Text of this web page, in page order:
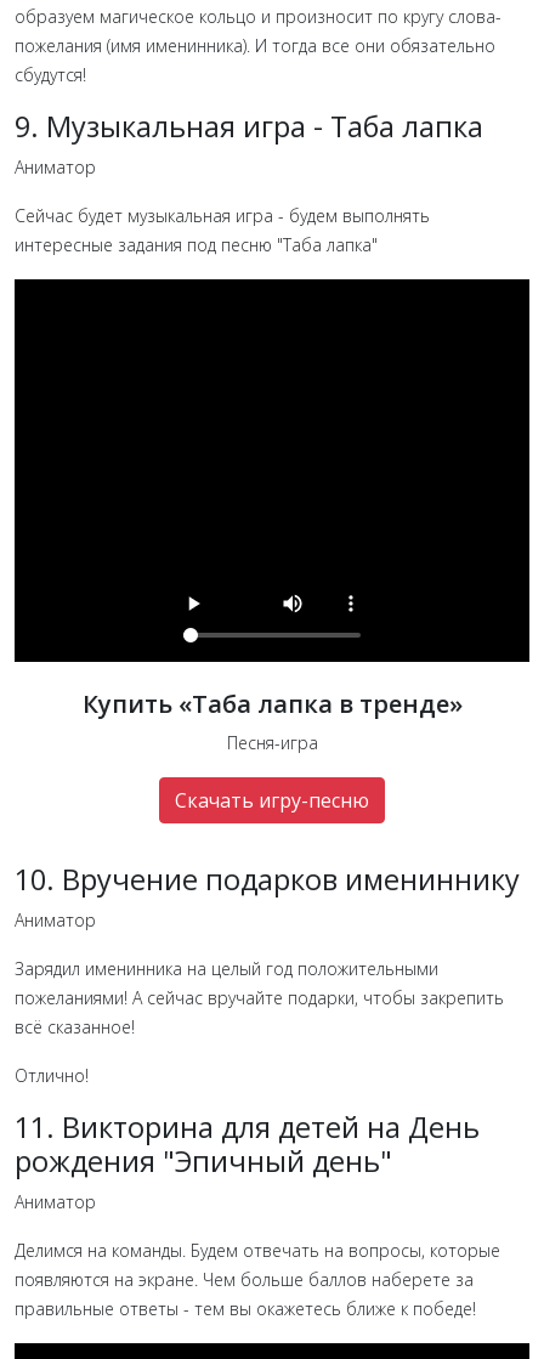
образуем магическое кольцо и произносит по кругу слова-
пожелания (имя именинника). И тогда все они обязательно
сбудутся!
9. Музыкальная игра - Таба лапка
Аниматор
Сейчас будет музыкальная игра - будем выполнять
интересные задания под песню "Таба лапка"
Купить «Таба лапка в тренде»
Песня-игра
Скачать игру-песню
10. Вручение подарков имениннику
Аниматор
Зарядил именинника на целый год положительными
пожеланиями! А сейчас вручайте подарки, чтобы закрепить
всё сказанное!
Отлично!
11. Викторина для детей на День
рождения "Эпичный день"
Аниматор
Делимся на команды. Будем отвечать на вопросы, которые
появляются на экране. Чем больше баллов наберете за
правильные ответы - тем вы окажетесь ближе к победе!